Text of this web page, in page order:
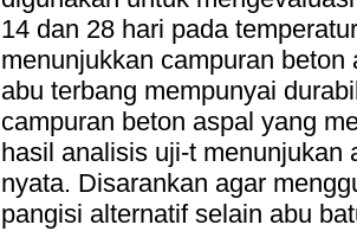
14 dan 28 hari pada
menunjukkan campuran
abu terbang mempunyai
campuran beton aspal yang
hasil analisis uji-t menunjukan
nyata. Disarankan agar
pangisi alternatif selain abu